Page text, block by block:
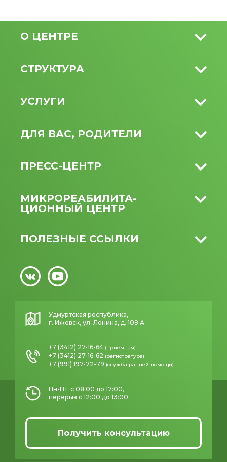
О ЦЕНТРЕ
СТРУКТУРА
УСЛУГИ
ДЛЯ ВАС, РОДИТЕЛИ
ПРЕСС-ЦЕНТР
МИКРО­РЕАБИЛИТА­
ЦИОННЫЙ ЦЕНТР
ПОЛЕЗНЫЕ ССЫЛКИ
Удмуртская республика,
г. Ижевск, ул. Ленина, д. 108 А
+7 (3412) 27-16-64 (приёмная)
+7 (3412) 27-16-62 (регистратура)
+7 (991) 197-72-79 (служба ранней помощи)
Пн-Пт: с 08:00 до 17:00,
перерыв с 12:00 до 13:00
Получить консультацию